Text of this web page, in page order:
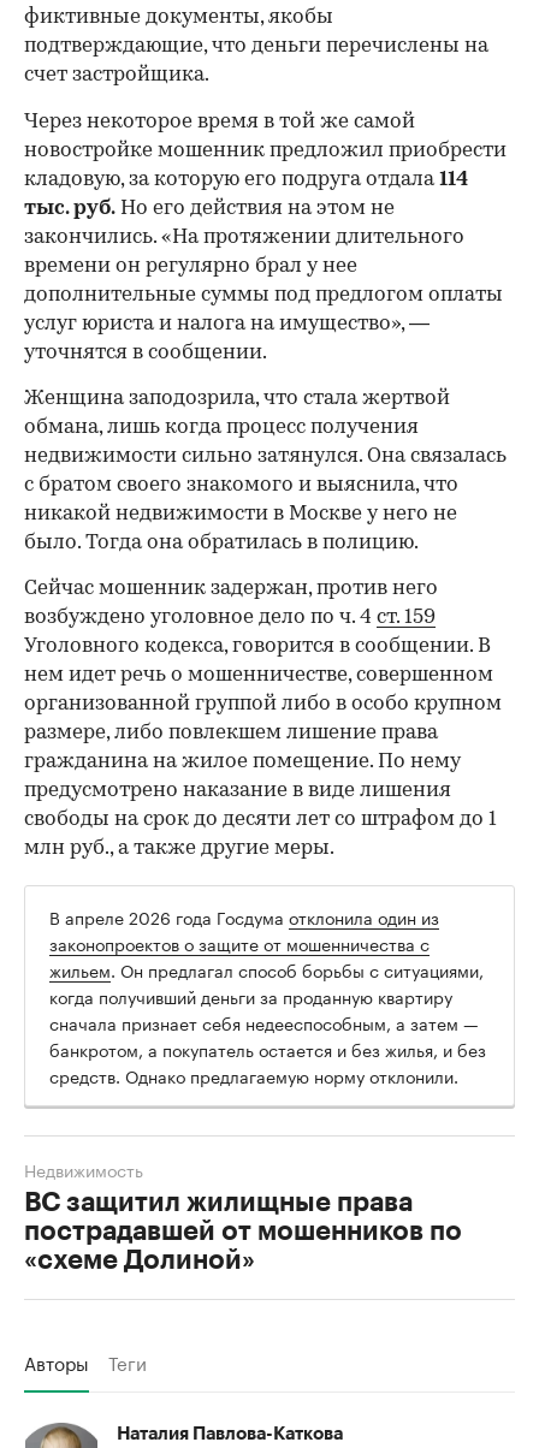
фиктивные документы, якобы
подтверждающие, что деньги перечислены на
счет застройщика.
00:00 / 00:00
Через некоторое время в той же самой
новостройке мошенник предложил приобрести
кладовую, за которую его подруга отдала114
тыс. руб. Но его действия на этом не
закончились. «На протяжении длительного
времени он регулярно брал у нее
дополнительные суммы под предлогом оплаты
услуг юриста и налога на имущество», —
уточнятся в сообщении.
Женщина заподозрила, что стала жертвой
обмана, лишь когда процесс получения
недвижимости сильно затянулся. Она связалась
с братом своего знакомого и выяснила, что
никакой недвижимости в Москве у него не
было. Тогда она обратилась в полицию.
Сейчас мошенник задержан, против него
возбуждено уголовное дело по ч. 4 ст. 159
Уголовного кодекса, говорится в сообщении. В
нем идет речь о мошенничестве, совершенном
организованной группой либо в особо крупном
размере, либо повлекшем лишение права
гражданина на жилое помещение. По нему
предусмотрено наказание в виде лишения
свободы на срок до десяти лет со штрафом до 1
млн руб., а также другие меры.
В апреле 2026 года Госдума отклонила один из
законопроектов о защите от мошенничества с
жильем. Он предлагал способ борьбы с ситуациями,
когда получивший деньги за проданную квартиру
сначала признает себя недееспособным, а затем —
банкротом, а покупатель остается и без жилья, и без
средств. Однако предлагаемую норму отклонили.
ВС защитил жилищные права
пострадавшей от мошенников по
«схеме Долиной»
Недвижимость
Авторы Теги
Наталия Павлова-Каткова